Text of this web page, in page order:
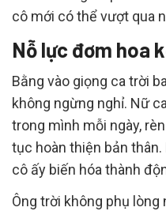
cô mới có thể vượt qua
Nỗ lực đơm hoa
Bằng vào giọng ca trời
không ngừng nghỉ. Nữ
trong mình mỗi ngày,
tục hoàn thiện bản
cô ấy biến hóa thành
Ông trời không phụ